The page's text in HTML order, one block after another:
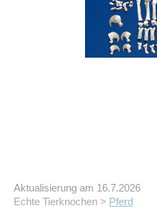
Aktualisierung am 16.7.2026
Echte Tierknochen > Pferd